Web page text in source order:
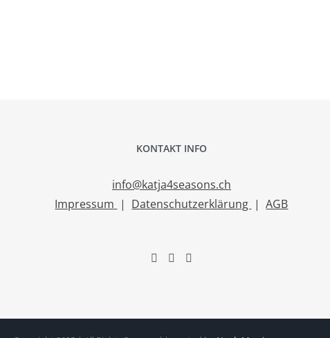
KONTAKT INFO
info@katja4seasons.ch
Impressum | Datenschutzerklärung |AGB